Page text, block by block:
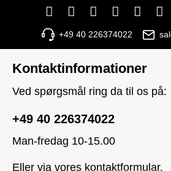
+49 40 226374022
Kontaktinformationer
Ved spørgsmål ring da til os på:
+49 40 226374022
Man-fredag 10-15.00
Eller via vores kontaktformular.